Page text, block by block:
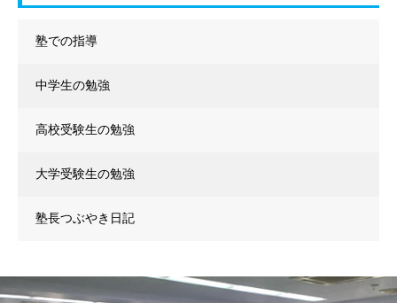
塾での指導
中学生の勉強
高校受験生の勉強
大学受験生の勉強
塾長つぶやき日記